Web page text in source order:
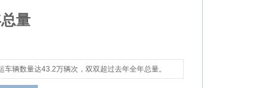
量
辆数量达43.2万辆次，双双超过去年全年总量。